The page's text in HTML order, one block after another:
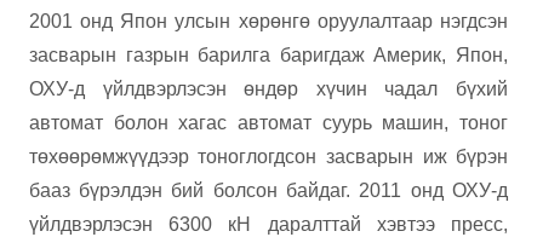
2001 онд Япон улсын хөрөнгө оруулалтаар нэгдсэн
засварын газрын барилга баригдаж Америк, Япон,
ОХУ-д үйлдвэрлэсэн өндөр хүчин чадал бүхий
автомат болон хагас автомат суурь машин, тоног
төхөөрөмжүүдээр тоноглогдсон засварын иж бүрэн
бааз бүрэлдэн бий болсон байдаг. 2011 онд ОХУ-д
үйлдвэрлэсэн 6300 кН даралттай хэвтээ пресс,